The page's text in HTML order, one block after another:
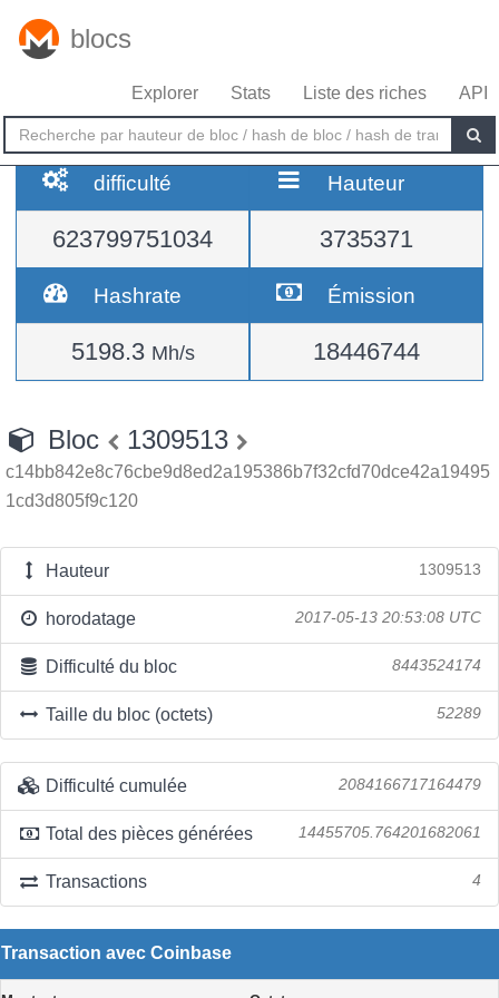
blocs
Explorer Stats Liste des riches API
difficulté
623799751034
Hauteur
3735371
Hashrate
5198.3 Mh/s
Émission
18446744
Bloc 1309513
c14bb842e8c76cbe9d8ed2a195386b7f32cfd70dce42a19495
1cd3d805f9c120
Hauteur 1309513
horodatage 2017-05-13 20:53:08 UTC
Difficulté du bloc 8443524174
Taille du bloc (octets) 52289
Difficulté cumulée 2084166717164479
Total des pièces générées 14455705.764201682061
Transactions 4
Transaction avec Coinbase